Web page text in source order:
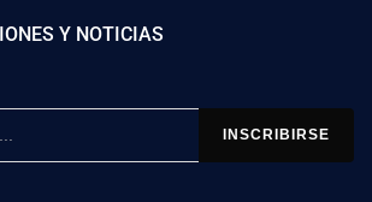
Y NOTICIAS